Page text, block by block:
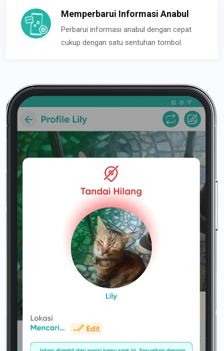
Memperbarui Informasi Anabul
Perbarui informasi anabul dengan cepat
cukup dengan satu sentuhan tombol.